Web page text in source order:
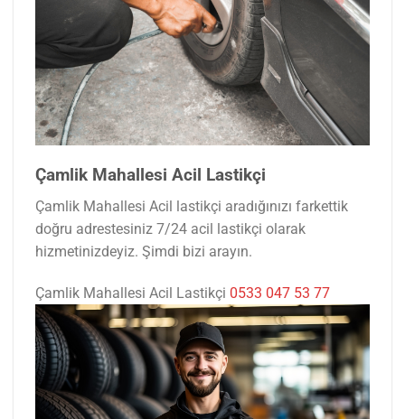
Çamlik Mahallesi Acil Lastikçi
Çamlik Mahallesi Acil lastikçi aradığınızı farkettik
doğru adrestesiniz 7/24 acil lastikçi olarak
hizmetinizdeyiz. Şimdi bizi arayın.
Çamlik Mahallesi Acil Lastikçi 0533 047 53 77